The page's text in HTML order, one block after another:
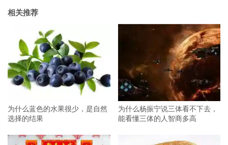
相关推荐
为什么蓝色的水果很少，是自然
选择的结果
为什么杨振宁说三体看不下去，
能看懂三体的人智商多高